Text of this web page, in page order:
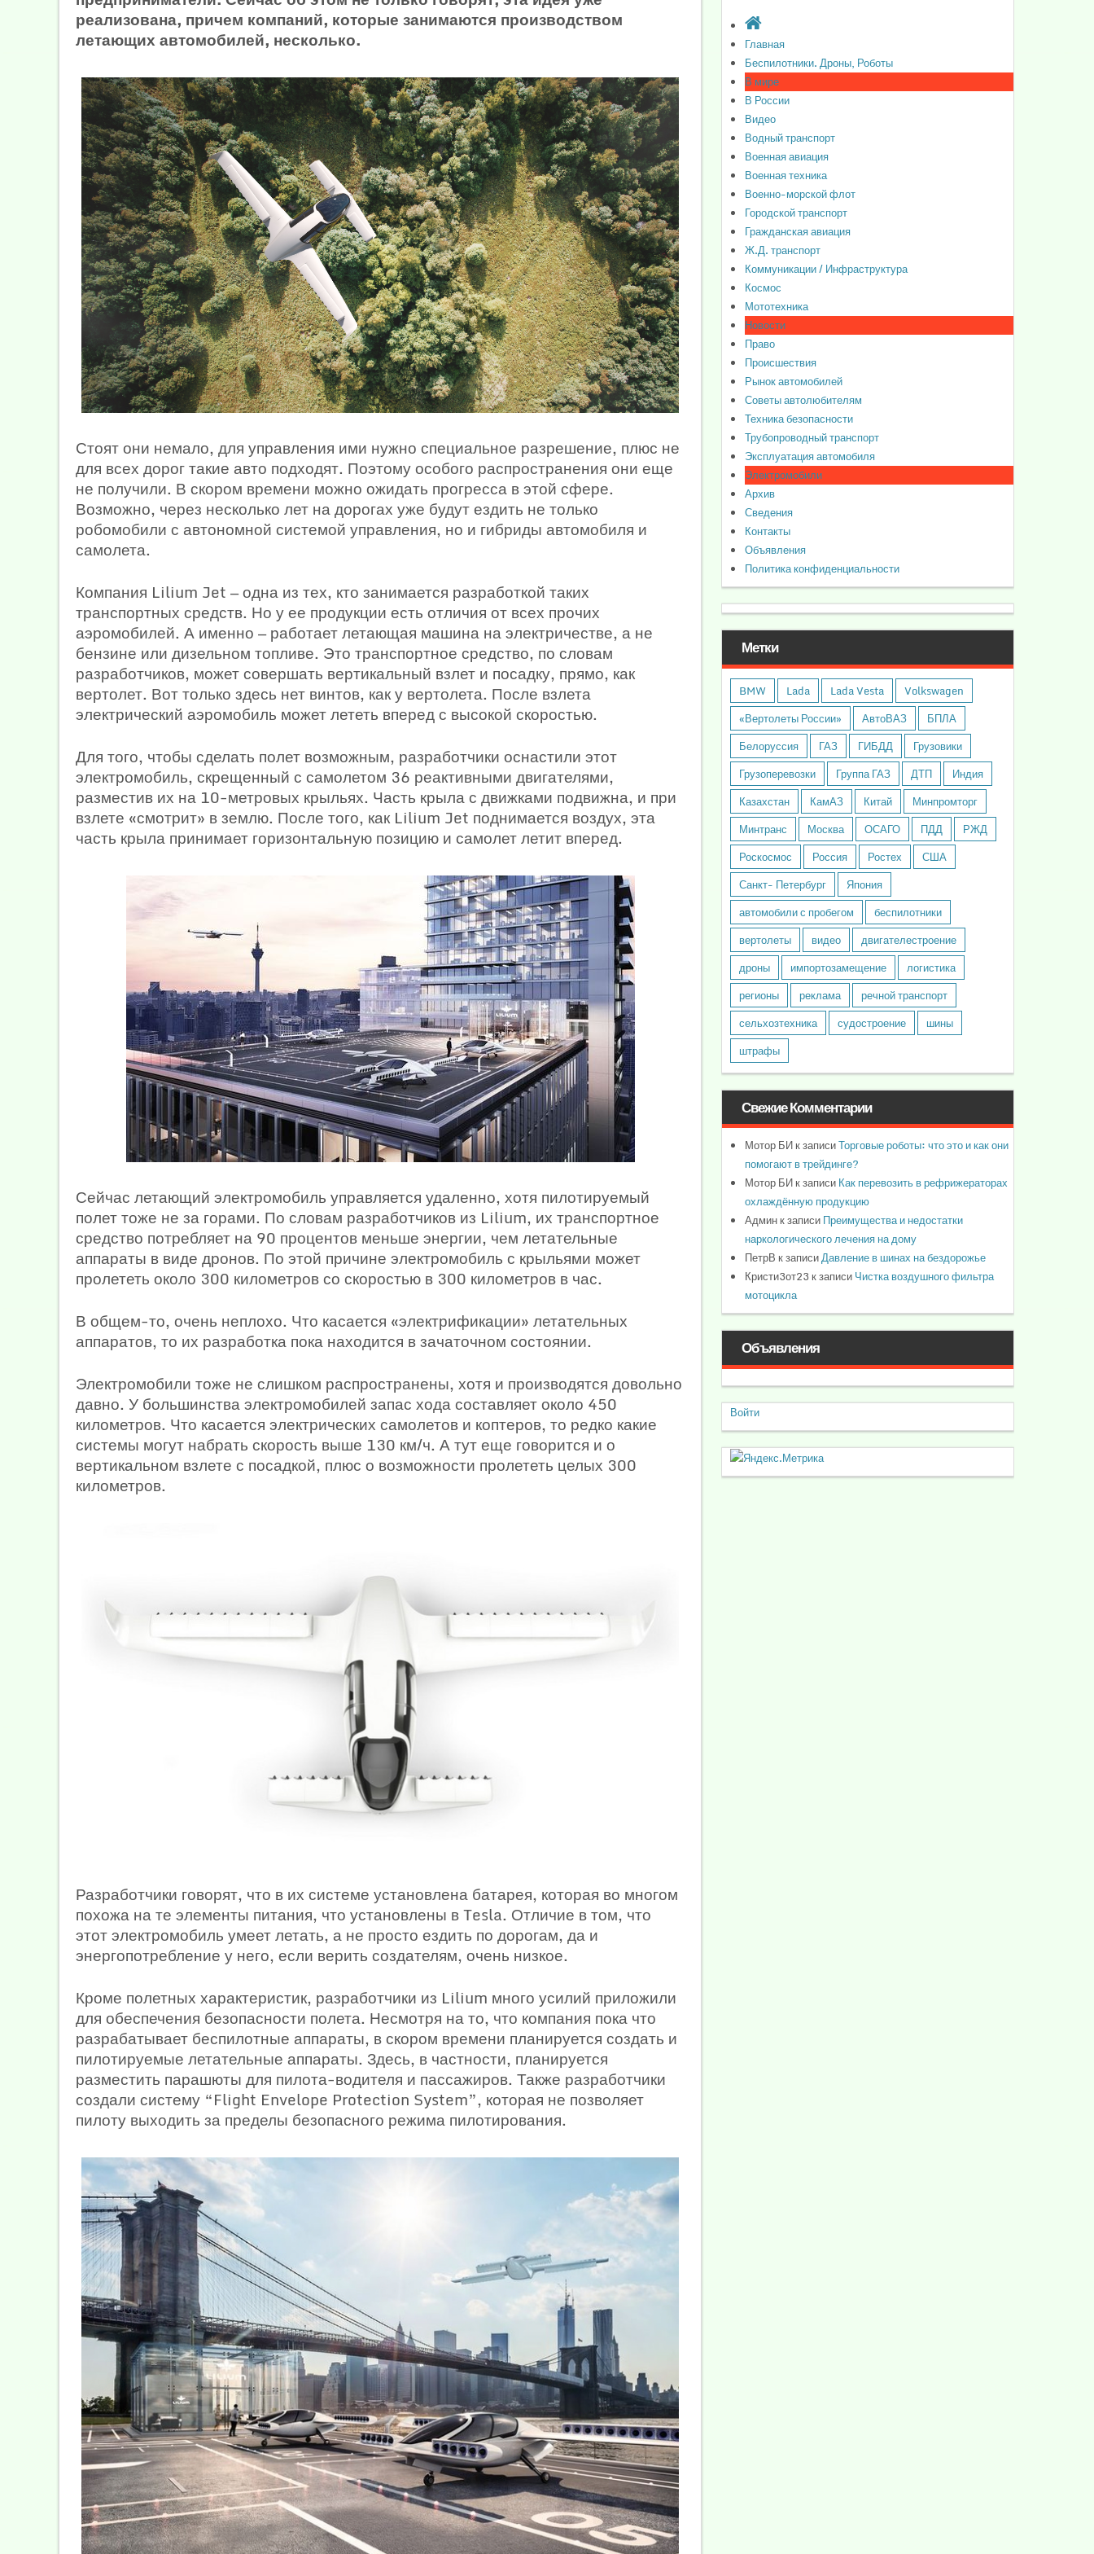
реализована, причем компаний, которые занимаются производством
летающих автомобилей, несколько.
Стоят они немало, для управления ими нужно специальное разрешение, плюс не
для всех дорог такие авто подходят. Поэтому особого распространения они еще
не получили. В скором времени можно ожидать прогресса в этой сфере.
Возможно, через несколько лет на дорогах уже будут ездить не только
робомобили с автономной системой управления, но и гибриды автомобиля и
самолета.
Компания Lilium Jet — одна из тех, кто занимается разработкой таких
транспортных средств. Но у ее продукции есть отличия от всех прочих
аэромобилей. А именно — работает летающая машина на электричестве, а не
бензине или дизельном топливе. Это транспортное средство, по словам
разработчиков, может совершать вертикальный взлет и посадку, прямо, как
вертолет. Вот только здесь нет винтов, как у вертолета. После взлета
электрический аэромобиль может лететь вперед с высокой скоростью.
Для того, чтобы сделать полет возможным, разработчики оснастили этот
электромобиль, скрещенный с самолетом 36 реактивными двигателями,
разместив их на 10-метровых крыльях. Часть крыла с движками подвижна, и при
взлете «смотрит» в землю. После того, как Lilium Jet поднимается воздух, эта
часть крыла принимает горизонтальную позицию и самолет летит вперед.
Сейчас летающий электромобиль управляется удаленно, хотя пилотируемый
полет тоже не за горами. По словам разработчиков из Lilium, их транспортное
средство потребляет на 90 процентов меньше энергии, чем летательные
аппараты в виде дронов. По этой причине электромобиль с крыльями может
пролететь около 300 километров со скоростью в 300 километров в час.
В общем-то, очень неплохо. Что касается «электрификации» летательных
аппаратов, то их разработка пока находится в зачаточном состоянии.
Электромобили тоже не слишком распространены, хотя и производятся довольно
давно. У большинства электромобилей запас хода составляет около 450
километров. Что касается электрических самолетов и коптеров, то редко какие
системы могут набрать скорость выше 130 км/ч. А тут еще говорится и о
вертикальном взлете с посадкой, плюс о возможности пролететь целых 300
километров.
Разработчики говорят, что в их системе установлена батарея, которая во многом
похожа на те элементы питания, что установлены в Tesla. Отличие в том, что
этот электромобиль умеет летать, а не просто ездить по дорогам, да и
энергопотребление у него, если верить создателям, очень низкое.
Кроме полетных характеристик, разработчики из Lilium много усилий приложили
для обеспечения безопасности полета. Несмотря на то, что компания пока что
разрабатывает беспилотные аппараты, в скором времени планируется создать и
пилотируемые летательные аппараты. Здесь, в частности, планируется
разместить парашюты для пилота-водителя и пассажиров. Также разработчики
создали систему “Flight Envelope Protection System”, которая не позволяет
пилоту выходить за пределы безопасного режима пилотирования.
Главная
Беспилотники. Дроны, Роботы
В мире
В России
Видео
Водный транспорт
Военная авиация
Военная техника
Военно-морской флот
Городской транспорт
Гражданская авиация
Ж.Д. транспорт
Коммуникации / Инфраструктура
Космос
Мототехника
Новости
Право
Происшествия
Рынок автомобилей
Советы автолюбителям
Техника безопасности
Трубопроводный транспорт
Эксплуатация автомобиля
Электромобили
Архив
Сведения
Контакты
Объявления
Политика конфиденциальности
Метки
BMW Lada Lada Vesta
Volkswagen
«Вертолеты России»
АвтоВАЗ
БПЛА
Белоруссия
ГАЗ ГИБДД
Грузовики
Грузоперевозки
Группа ГАЗ ДТП
Индия
Казахстан
КамАЗ Китай
Минпромторг
Минтранс
Москва ОСАГО ПДД
РЖД
Роскосмос
Россия Ростех
США
Санкт- Петербург
Япония
автомобили с пробегом
беспилотники
вертолеты
видео
двигателестроение
дроны
импортозамещение
логистика
регионы
реклама
речной транспорт
сельхозтехника
судостроение
шины
штрафы
Свежие Комментарии
Мотор БИк записиТорговые роботы: что это и как они
помогают в трейдинге?
Мотор БИк записиКак перевозить в рефрижераторах
охлаждённую продукцию
Админк записиПреимущества и недостатки
наркологического лечения на дому
ПетрВ к записиДавление в шинах на бездорожье
Кристи3от23 к записиЧистка воздушного фильтра
мотоцикла
Объявления
Войти